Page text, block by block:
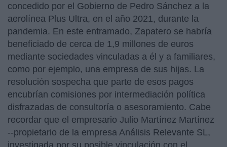
concedido por el Gobierno de Pedro Sánchez a la
aerolínea Plus Ultra, en el año 2021, durante la
pandemia. En este entramado, Zapatero se habría
beneficiado de cerca de 1,9 millones de euros
mediante sociedades vinculadas a él y a familiares,
como por ejemplo, una empresa de sus hijas. La
resolución sospecha que parte de esos pagos
encubrían comisiones por intermediación política
disfrazadas de consultoría o asesoramiento. Cabe
recordar que el empresario Julio Martínez Martínez
--propietario de la empresa Análisis Relevante SL,
investigada por su posible vinculación con el